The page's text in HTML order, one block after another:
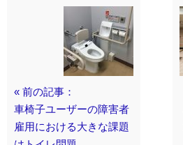
« 前の記事：
車椅子ユーザーの障害者
雇用における大きな課題